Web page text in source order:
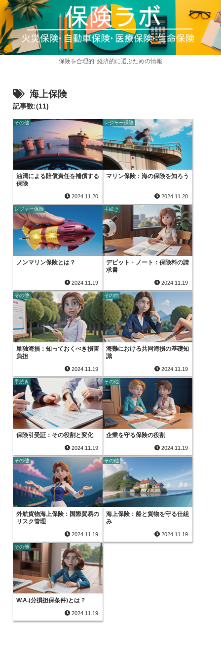
保険を合理的･経済的に選ぶための情報
海上保険
記事数:(11)
その他
油濁による賠償責任を補償する
保険
2024.11.20
レジャー保険
マリン保険：海の保険を知ろう
2024.11.20
レジャー保険
ノンマリン保険とは？
2024.11.19
手続き
デビット・ノート：保険料の請
求書
2024.11.19
その他
単独海損：知っておくべき損害
負担
2024.11.19
その他
海難における共同海損の基礎知
識
2024.11.19
手続き
保険引受証：その役割と変化
2024.11.19
その他
企業を守る保険の役割
2024.11.19
その他
外航貨物海上保険：国際貿易の
リスク管理
2024.11.19
その他
海上保険：船と貨物を守る仕組
み
2024.11.19
その他
W.A.(分損担保条件)とは？
2024.11.19